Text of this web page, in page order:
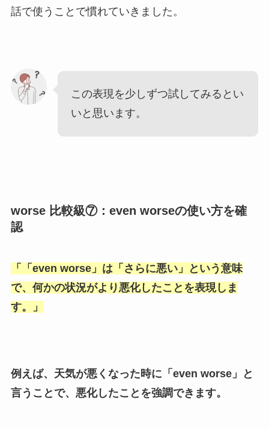
話で使うことで慣れていきました。
この表現を少しずつ試してみるとい
いと思います。
worse 比較級⑦：even worseの使い方を確
認
「 「even worse」は「 さらに悪い」という意味
で、何かの状況がより悪化したことを表現しま
す。」
例えば、天気が悪くなった時に「 even worse」と
言うことで、悪化したことを強調できます。